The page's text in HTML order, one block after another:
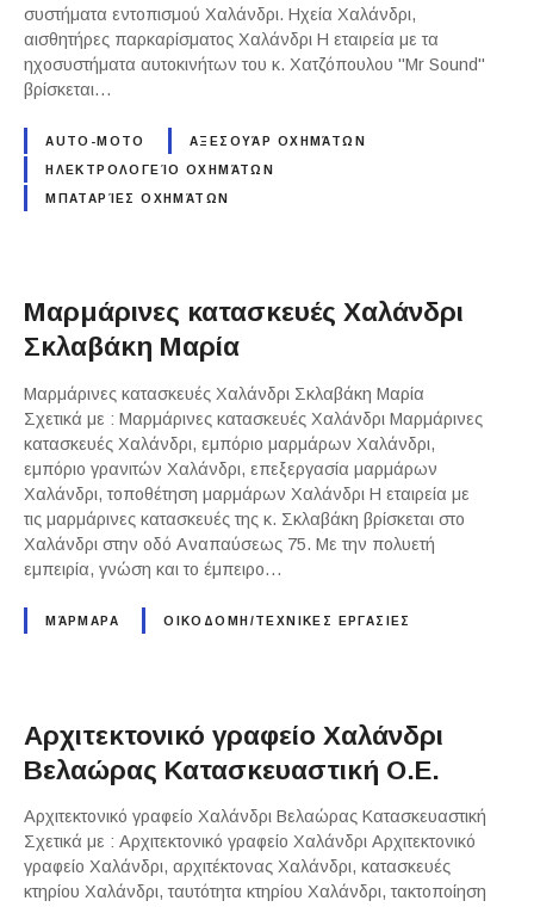
συστήματα εντοπισμού Χαλάνδρι. Ηχεία Χαλάνδρι,
αισθητήρες παρκαρίσματος Χαλάνδρι Η εταιρεία με τα
ηχοσυστήματα αυτοκινήτων του κ. Χατζόπουλου "Mr Sound"
βρίσκεται…
AUTO-MOTO ΑΞΕΣΟΥΆΡ ΟΧΗΜΆΤΩΝ
ΗΛΕΚΤΡΟΛΟΓΕΊΟ ΟΧΗΜΆΤΩΝ
ΜΠΑΤΑΡΊΕΣ ΟΧΗΜΆΤΩΝ
Μαρμάρινες κατασκευές Χαλάνδρι
Σκλαβάκη Μαρία
Μαρμάρινες κατασκευές Χαλάνδρι Σκλαβάκη Μαρία
Σχετικά με : Μαρμάρινες κατασκευές Χαλάνδρι Μαρμάρινες
κατασκευές Χαλάνδρι, εμπόριο μαρμάρων Χαλάνδρι,
εμπόριο γρανιτών Χαλάνδρι, επεξεργασία μαρμάρων
Χαλάνδρι, τοποθέτηση μαρμάρων Χαλάνδρι Η εταιρεία με
τις μαρμάρινες κατασκευές της κ. Σκλαβάκη βρίσκεται στο
Χαλάνδρι στην οδό Αναπαύσεως 75. Με την πολυετή
εμπειρία, γνώση και το έμπειρο…
ΜΆΡΜΑΡΑ ΟΙΚΟΔΟΜΗ/ΤΕΧΝΙΚΕΣ ΕΡΓΑΣΙΕΣ
Αρχιτεκτονικό γραφείο Χαλάνδρι
Βελαώρας Κατασκευαστική Ο.Ε.
Αρχιτεκτονικό γραφείο Χαλάνδρι Βελαώρας Κατασκευαστική
Σχετικά με : Αρχιτεκτονικό γραφείο Χαλάνδρι Αρχιτεκτονικό
γραφείο Χαλάνδρι, αρχιτέκτονας Χαλάνδρι, κατασκευές
κτηρίου Χαλάνδρι, ταυτότητα κτηρίου Χαλάνδρι, τακτοποίηση